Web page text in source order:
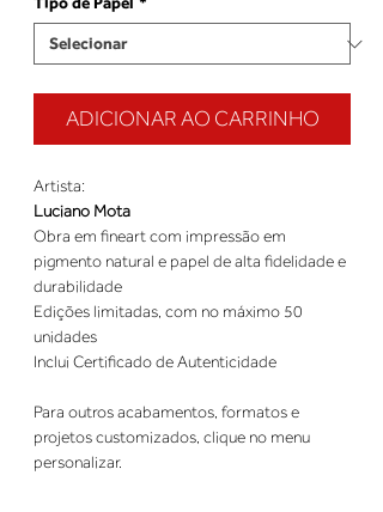
ADICIONAR AO CARRINHO
Artista:
Luciano Mota
Obra em fineart com impressão em
pigmento natural e papel de alta fidelidade e
durabilidade
Edições limitadas, com no máximo 50
unidades
Inclui Certificado de Autenticidade
Para outros acabamentos, formatos e
projetos customizados, clique no menu
personalizar.